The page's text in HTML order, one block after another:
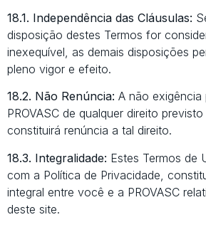
18.1. Independência das Cláusulas:
disposição destes Termos for
inexequível, as demais disposições
pleno vigor e efeito.
18.2. Não Renúncia: A não exigência
PROVASC de qualquer direito
constituirá renúncia a tal direito.
18.3. Integralidade: Estes Termos de
com a Política de Privacidade,
integral entre você e a PROVASC
deste site.